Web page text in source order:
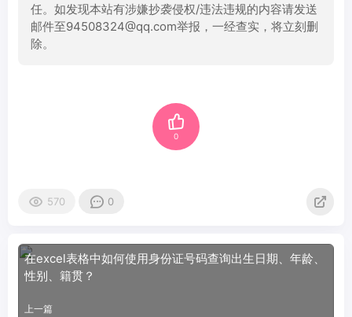
任。如发现本站有涉嫌抄袭侵权/违法违规的内容请发送
邮件至94508324@qq.com举报，一经查实，将立刻删
除。
0
570 0
在excel表格中如何使用身份证号码查询出生日期、年龄、
性别、籍贯？
上一篇